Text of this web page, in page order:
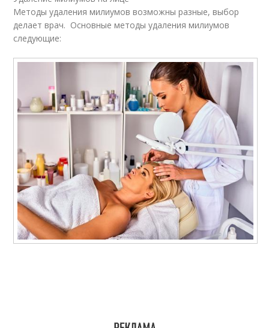
Методы удаления милиумов возможны разные, выбор
делает врач. Основные методы удаления милиумов
следующие: